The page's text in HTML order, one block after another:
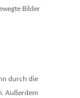
Bilder
durch die
Außerdem